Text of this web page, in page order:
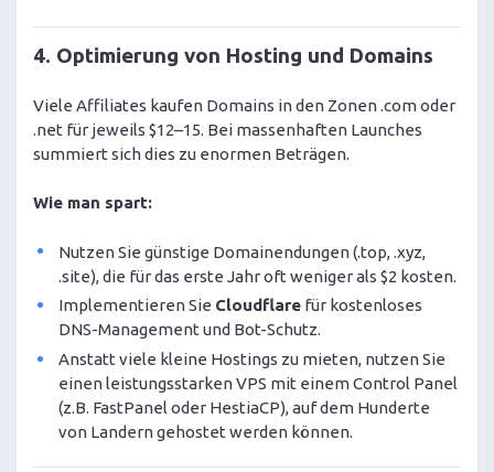
4. Optimierung von Hosting und Domains
Viele Affiliates kaufen Domains in den Zonen .com oder
.net für jeweils $12–15. Bei massenhaften Launches
summiert sich dies zu enormen Beträgen.
Wie man spart:
Nutzen Sie günstige Domainendungen (.top, .xyz,
.site), die für das erste Jahr oft weniger als $2 kosten.
Implementieren Sie Cloudflarefür kostenloses
DNS-Management und Bot-Schutz.
Anstatt viele kleine Hostings zu mieten, nutzen Sie
einen leistungsstarken VPS mit einem Control Panel
(z.B. FastPanel oder HestiaCP), auf dem Hunderte
von Landern gehostet werden können.